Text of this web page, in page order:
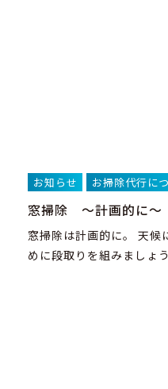
お知らせ
お掃除代行に
窓掃除 ～計画的に～
窓掃除は計画的に。 天候
めに段取りを組みましょ